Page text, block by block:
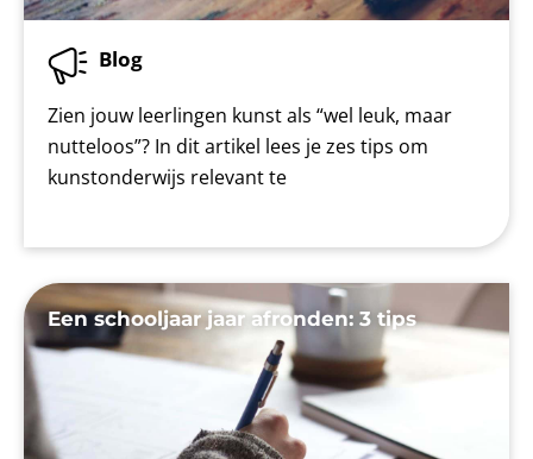
Blog
Zien jouw leerlingen kunst als “wel leuk, maar
nutteloos”? In dit artikel lees je zes tips om
kunstonderwijs relevant te
Een schooljaar jaar afronden: 3 tips